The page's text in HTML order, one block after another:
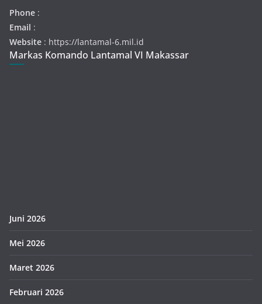
Phone :
Email :
Website : https://lantamal-6.mil.id
Markas Komando Lantamal VI Makassar
Juni 2026
Mei 2026
Maret 2026
Februari 2026